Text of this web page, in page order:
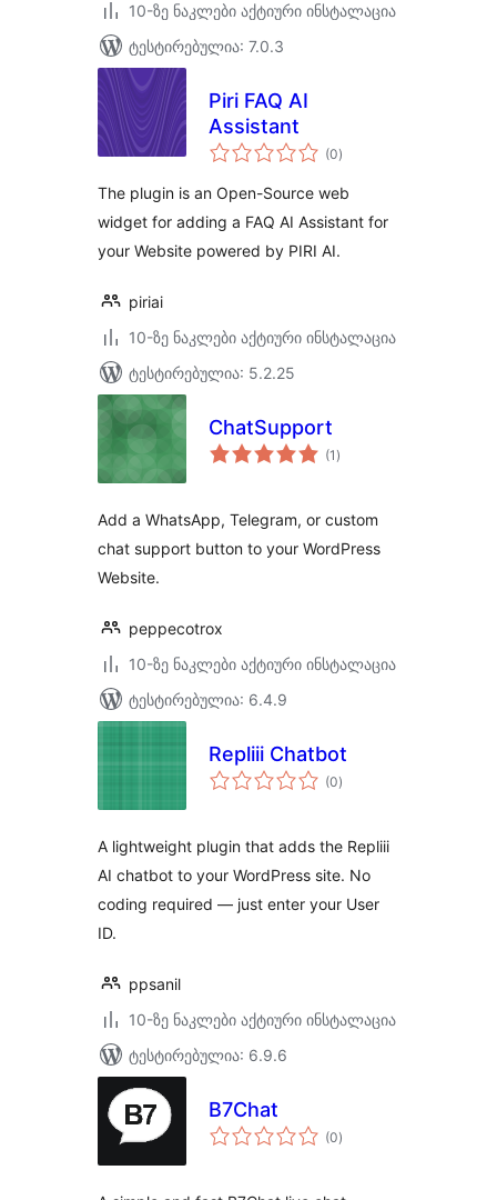
10-ზე ნაკლები აქტიური ინსტალაცია
ტესტირებულია: 7.0.3
Piri FAQ AI
Assistant
(0საერთო
რეიტინგი
)
The plugin is an Open-Source web
widget for adding a FAQ AI Assistant for
your Website powered by PIRI AI.
piriai
10-ზე ნაკლები აქტიური ინსტალაცია
ტესტირებულია: 5.2.25
ChatSupport
(1 საერთო
რეიტინგი
)
Add a WhatsApp, Telegram, or custom
chat support button to your WordPress
Website.
peppecotrox
10-ზე ნაკლები აქტიური ინსტალაცია
ტესტირებულია: 6.4.9
Repliii Chatbot
(0საერთო
რეიტინგი
)
A lightweight plugin that adds the Repliii
AI chatbot to your WordPress site. No
coding required — just enter your User
ID.
ppsanil
10-ზე ნაკლები აქტიური ინსტალაცია
ტესტირებულია: 6.9.6
B7Chat
(0საერთო
რეიტინგი
)